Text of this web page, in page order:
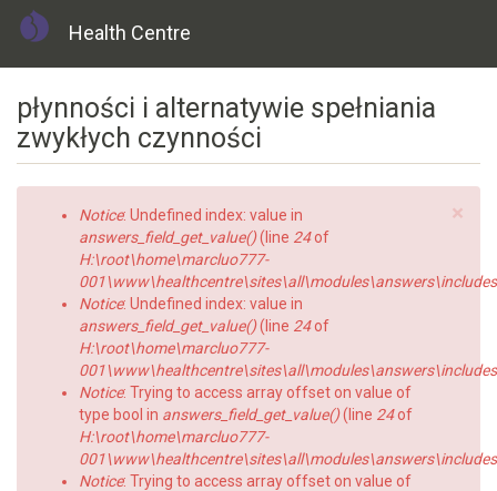
main
content
Health Centre
płynności i alternatywie spełniania
zwykłych czynności
×
Error
message
Notice: Undefined index: value in
answers_field_get_value()(line 24of
H:\root\home\marcluo777-
Notice: Undefined index: value in
answers_field_get_value()(line 24of
H:\root\home\marcluo777-
Notice: Trying to access array offset on value of
type bool in answers_field_get_value()(line 24of
H:\root\home\marcluo777-
Notice: Trying to access array offset on value of